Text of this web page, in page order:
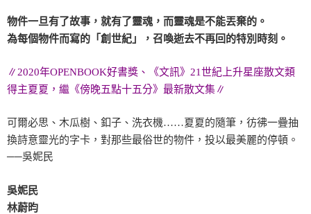
物件一旦有了故事，就有了靈魂，而靈魂是不能丟棄的。
為每個物件而寫的「創世紀」，召喚逝去不再回的特別時刻。
∥2020年OPENBOOK好書獎、《文訊》21世紀上升星座散文類
得主夏夏，繼《傍晚五點十五分》最新散文集∥
可爾必思、木瓜樹、釦子、洗衣機……夏夏的隨筆，彷彿一疊抽
換詩意靈光的字卡，對那些最俗世的物件，投以最美麗的停頓。
──吳妮民
吳妮民
林蔚昀